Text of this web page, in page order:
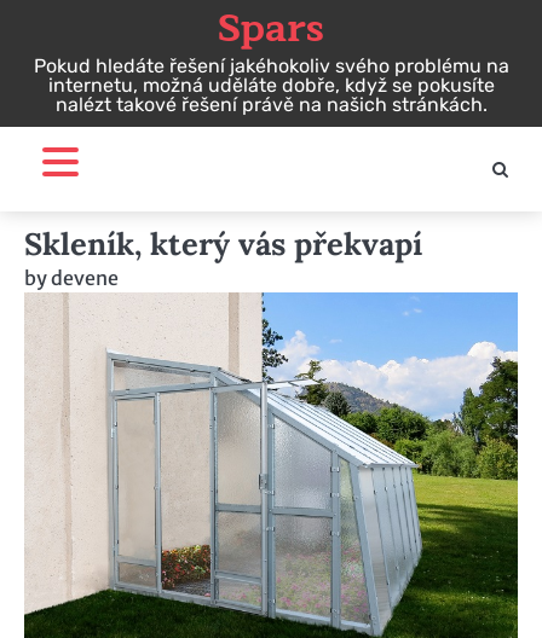
content
Spars
Pokud hledáte řešení jakéhokoliv svého problému na
internetu, možná uděláte dobře, když se pokusíte
nalézt takové řešení právě na našich stránkách.
Skleník, který vás překvapí
bydevene